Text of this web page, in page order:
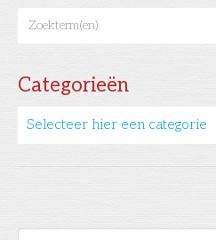
Categorieën
Selecteer hier een categorie